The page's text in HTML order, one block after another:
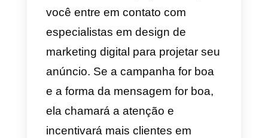
9) Na seção Contas, escolha a
página do Facebook e o número
do WhatsApp que você vai usar.
10) Na programação e detalhes,